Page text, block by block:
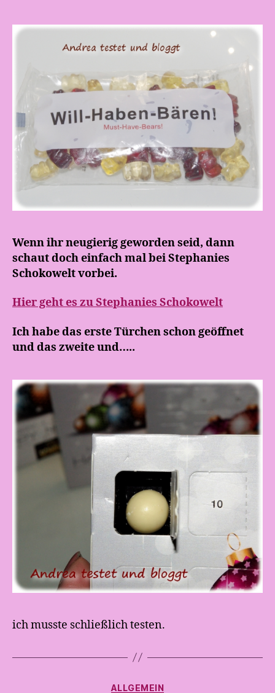
Wenn ihr neugierig geworden seid, dann
schaut doch einfach mal bei Stephanies
Schokowelt vorbei.
Hier geht es zu Stephanies Schokowelt
Ich habe das erste Türchen schon geöffnet
und das zweite und…..
ich musste schließlich testen.
Kategorien
ALLGEMEIN